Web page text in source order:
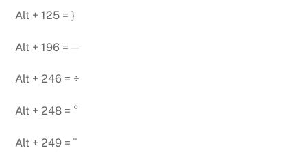
Alt + 125 = }
Alt + 196 = ─
Alt + 246 = ÷
Alt + 248 = °
Alt + 249 = ¨